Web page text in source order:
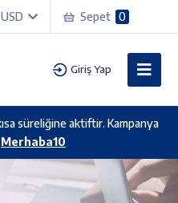
USD Sepet 0
Giriş Yap
süreliğine aktiftir. Kampanya
Merhaba10